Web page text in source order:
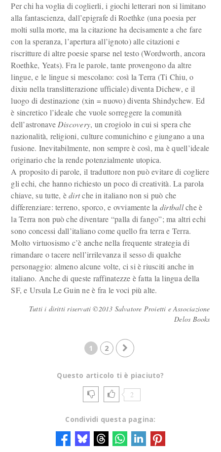
Per chi ha voglia di coglierli, i giochi letterari non si limitano
alla fantascienza, dall’epigrafe di Roethke (una poesia per
molti sulla morte, ma la citazione ha decisamente a che fare
con la speranza, l’apertura all’ignoto) alle citazioni e
riscritture di altre poesie sparse nel testo (Wordworth, ancora
Roethke, Yeats). Fra le parole, tante provengono da altre
lingue, e le lingue si mescolano: così la Terra (Ti Chiu, o
dixiu nella translitterazione ufficiale) diventa Dichew, e il
luogo di destinazione (xin = nuovo) diventa Shindychew. Ed
è sincretico l’ideale che vuole sorreggere la comunità
dell’astronave Discovery, un crogiolo in cui si spera che
nazionalità, religioni, culture comunichino e giungano a una
fusione. Inevitabilmente, non sempre è così, ma è quell’ideale
originario che la rende potenzialmente utopica.
A proposito di parole, il traduttore non può evitare di cogliere
gli echi, che hanno richiesto un poco di creatività. La parola
chiave, su tutte, èdirtche in italiano non si può che
differenziare: terreno, sporco, e ovviamente la dirtballche è
la Terra non può che diventare “palla di fango”; ma altri echi
sono concessi dall’italiano come quello fra terra e Terra.
Molto virtuosismo c’è anche nella frequente strategia di
rimandare o tacere nell’irrilevanza il sesso di qualche
personaggio: almeno alcune volte, ci si è riusciti anche in
italiano. Anche di queste raffinatezze è fatta la lingua della
SF, e Ursula Le Guin ne è fra le voci più alte.
Tutti i diritti riservati ©2013 Salvatore Proietti e Associazione
Delos Books
1 2
Questo articolo ti è piaciuto?
2
Condividi questa pagina: